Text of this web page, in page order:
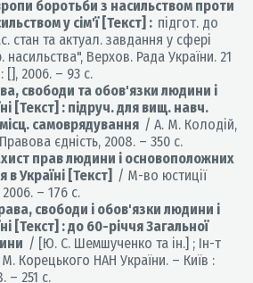
боротьби з насильством проти
у сім'ї [Текст] : підгот. до
стан та актуал. завдання у сфері
Верхов. Рада України. 21
[], 2006. – 93 с.
свободи та обов'язки людини і
[Текст] : підруч. для вищ. навч.
самоврядування / А. М. Колодій,
єдність, 2008. – 350 с.
прав людини і основоположних
Україні [Текст] / М-во юстиції
– 176 с.
свободи і обов'язки людини і
[Текст] : до 60-річчя Загальної
/ [Ю. С. Шемшученко та ін.] ; Ін-т
Корецького НАН України. – Київ :
– 251 с.